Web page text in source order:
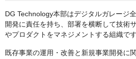
DG Technology本部はデジタルガレージ
開発に責任を持ち、部署を横断して技術
やプロダクトをマネジメントする組織です
既存事業の運用・改善と新規事業開発に